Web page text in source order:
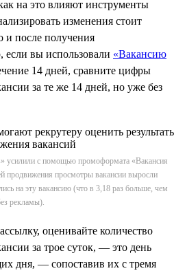
на это влияют инструменты
изменения стоит
и после получения
вы использовали «Вакансию
14 дней, сравните цифры
за те же 14 дней, но уже без
усилили с помощью промоформата «Вакансия
просмотры вакансии выросли
на эту вакансию (что в 3,18 раз больше, чем
рекламы).
оценивайте количество
за трое суток, — это день
дня, — сопоставив их с тремя